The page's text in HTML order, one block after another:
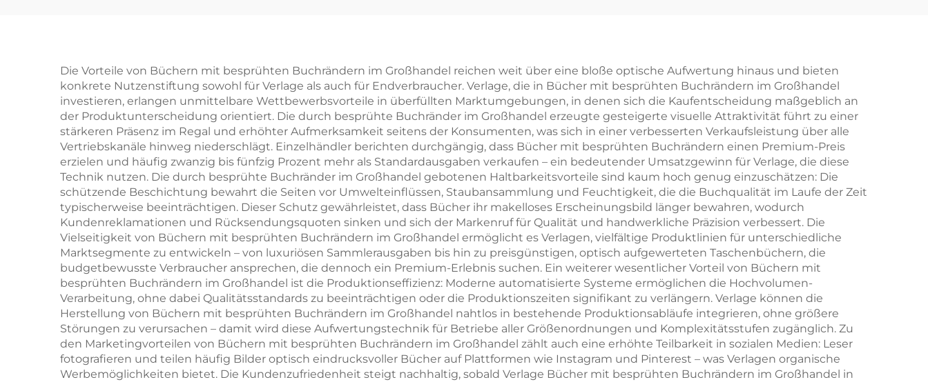
Kindergarten
Bildung Hardcover
Bücher
Hartdeckel
Die Vorteile von Büchern mit besprühten Buchrändern im Großhandel reichen weit über eine bloße optische Aufwertung hinaus und bieten
konkrete Nutzenstiftung sowohl für Verlage als auch für Endverbraucher. Verlage, die in Bücher mit besprühten Buchrändern im Großhandel
investieren, erlangen unmittelbare Wettbewerbsvorteile in überfüllten Marktumgebungen, in denen sich die Kaufentscheidung maßgeblich an
der Produktunterscheidung orientiert. Die durch besprühte Buchränder im Großhandel erzeugte gesteigerte visuelle Attraktivität führt zu einer
stärkeren Präsenz im Regal und erhöhter Aufmerksamkeit seitens der Konsumenten, was sich in einer verbesserten Verkaufsleistung über alle
Vertriebskanäle hinweg niederschlägt. Einzelhändler berichten durchgängig, dass Bücher mit besprühten Buchrändern einen Premium-Preis
erzielen und häufig zwanzig bis fünfzig Prozent mehr als Standardausgaben verkaufen – ein bedeutender Umsatzgewinn für Verlage, die diese
Technik nutzen. Die durch besprühte Buchränder im Großhandel gebotenen Haltbarkeitsvorteile sind kaum hoch genug einzuschätzen: Die
schützende Beschichtung bewahrt die Seiten vor Umwelteinflüssen, Staubansammlung und Feuchtigkeit, die die Buchqualität im Laufe der Zeit
typischerweise beeinträchtigen. Dieser Schutz gewährleistet, dass Bücher ihr makelloses Erscheinungsbild länger bewahren, wodurch
Kundenreklamationen und Rücksendungsquoten sinken und sich der Markenruf für Qualität und handwerkliche Präzision verbessert. Die
Vielseitigkeit von Büchern mit besprühten Buchrändern im Großhandel ermöglicht es Verlagen, vielfältige Produktlinien für unterschiedliche
Marktsegmente zu entwickeln – von luxuriösen Sammlerausgaben bis hin zu preisgünstigen, optisch aufgewerteten Taschenbüchern, die
budgetbewusste Verbraucher ansprechen, die dennoch ein Premium-Erlebnis suchen. Ein weiterer wesentlicher Vorteil von Büchern mit
besprühten Buchrändern im Großhandel ist die Produktionseffizienz: Moderne automatisierte Systeme ermöglichen die Hochvolumen-
Verarbeitung, ohne dabei Qualitätsstandards zu beeinträchtigen oder die Produktionszeiten signifikant zu verlängern. Verlage können die
Herstellung von Büchern mit besprühten Buchrändern im Großhandel nahtlos in bestehende Produktionsabläufe integrieren, ohne größere
Störungen zu verursachen – damit wird diese Aufwertungstechnik für Betriebe aller Größenordnungen und Komplexitätsstufen zugänglich. Zu
den Marketingvorteilen von Büchern mit besprühten Buchrändern im Großhandel zählt auch eine erhöhte Teilbarkeit in sozialen Medien: Leser
fotografieren und teilen häufig Bilder optisch eindrucksvoller Bücher auf Plattformen wie Instagram und Pinterest – was Verlagen organische
Werbemöglichkeiten bietet. Die Kundenzufriedenheit steigt nachhaltig, sobald Verlage Bücher mit besprühten Buchrändern im Großhandel in